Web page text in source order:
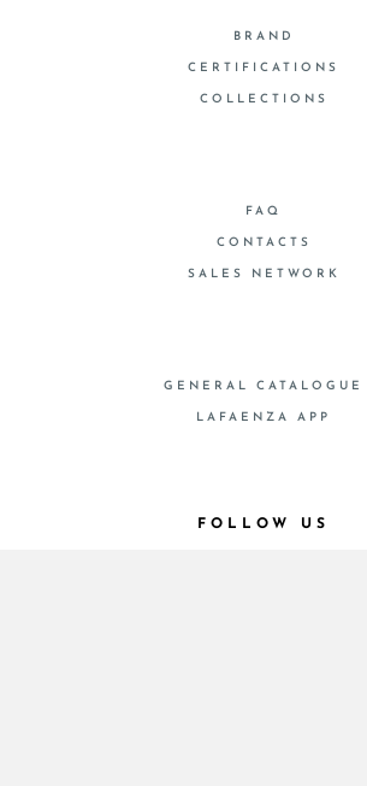
BRAND
CERTIFICATIONS
COLLECTIONS
FAQ
CONTACTS
SALES NETWORK
GENERAL CATALOGUE
LAFAENZA APP
FOLLOW US